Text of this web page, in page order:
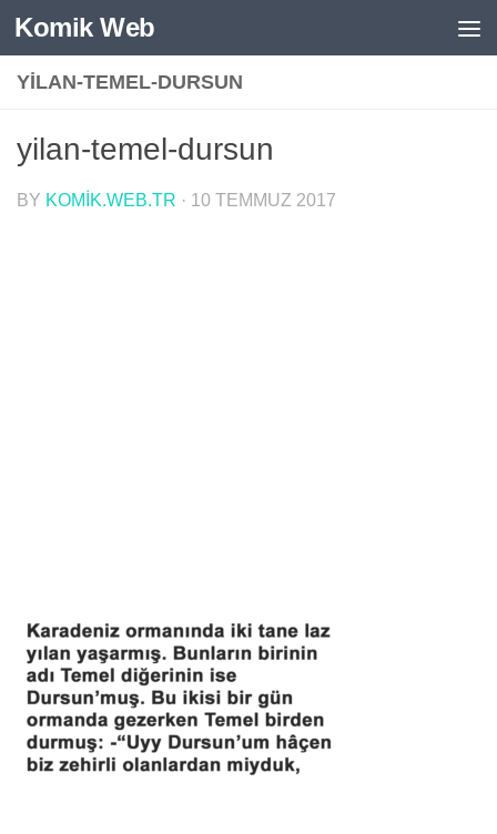
Skip to content
Komik Web
YILAN-TEMEL-DURSUN
yilan-temel-dursun
BY KOMIK.WEB.TR · 10 TEMMUZ 2017